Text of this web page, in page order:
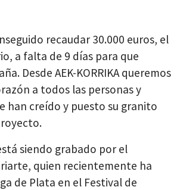
recaudar 30.000 euros, el
a falta de 9 días para que
Desde AEK-KORRIKA queremos
a todos las personas y
han creído y puesto su granito
siendo grabado por el
quien recientemente ha
de Plata en el Festival de